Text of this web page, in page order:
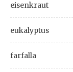
eisenkraut
eukalyptus
farfalla